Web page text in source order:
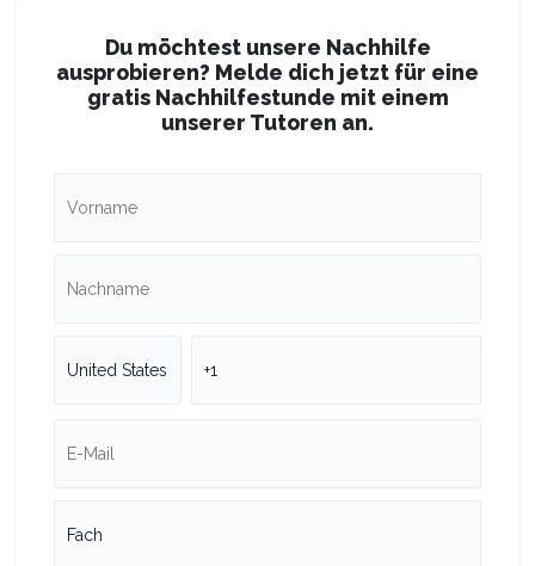
Du möchtest unsere Nachhilfe
ausprobieren? Melde dich jetzt für eine
gratis Nachhilfestunde mit einem
unserer Tutoren an.